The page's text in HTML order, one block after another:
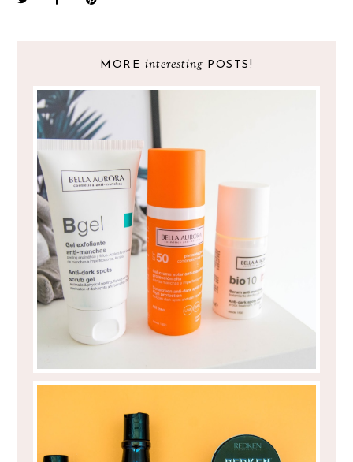
MORE interesting POSTS!
BELLA AURORA - O PRIMEIRO MÊS